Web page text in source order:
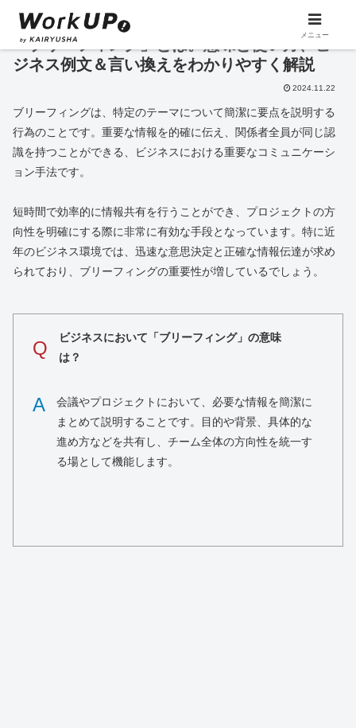
「ブリーフィング」とは。意味と使い方、ビ
ジネス例文＆言い換えをわかりやすく解説
2024.11.22
ブリーフィングは、特定のテーマについて簡潔に要点を説明する
行為のことです。重要な情報を的確に伝え、関係者全員が同じ認
識を持つことができる、ビジネスにおける重要なコミュニケーシ
ョン手法です。
短時間で効率的に情報共有を行うことができ、プロジェクトの方
向性を明確にする際に非常に有効な手段となっています。特に近
年のビジネス環境では、迅速な意思決定と正確な情報伝達が求め
られており、ブリーフィングの重要性が増しているでしょう。
Q
ビジネスにおいて「ブリーフィング」の意味
は？
A
会議やプロジェクトにおいて、必要な情報を簡潔に
まとめて説明することです。目的や背景、具体的な
進め方などを共有し、チーム全体の方向性を統一す
る場として機能します。
メニュー